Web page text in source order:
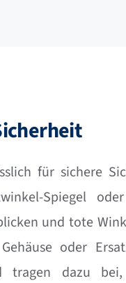
für sichere
Spiegel
und tote
oder
tragen dazu